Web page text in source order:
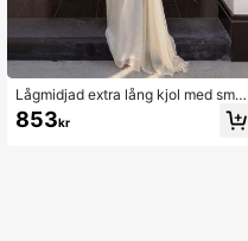
Lågmidjad extra lång kjol med smal
passform, enkel och elegant stil, vit
brudklänning
853kr